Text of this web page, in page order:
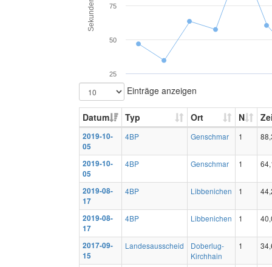
Sekunden
25
50
75
Einträge anzeigen
Datum Typ Ort N
2019-10-
05
4BP Genschmar 1
2019-10-
05
4BP Genschmar 1
2019-08-
17
4BP Libbenichen 1
2019-08-
17
4BP Libbenichen 1
2017-09-
15
Landesausscheid
Doberlug-
Kirchhain
1